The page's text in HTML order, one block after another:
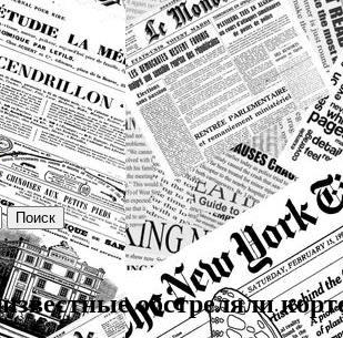
обстреляли